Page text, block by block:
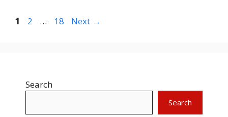
Page
1 Page
2 … Page
18 Next →
Search
Search